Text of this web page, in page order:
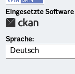
Eingesetzte
Sprache